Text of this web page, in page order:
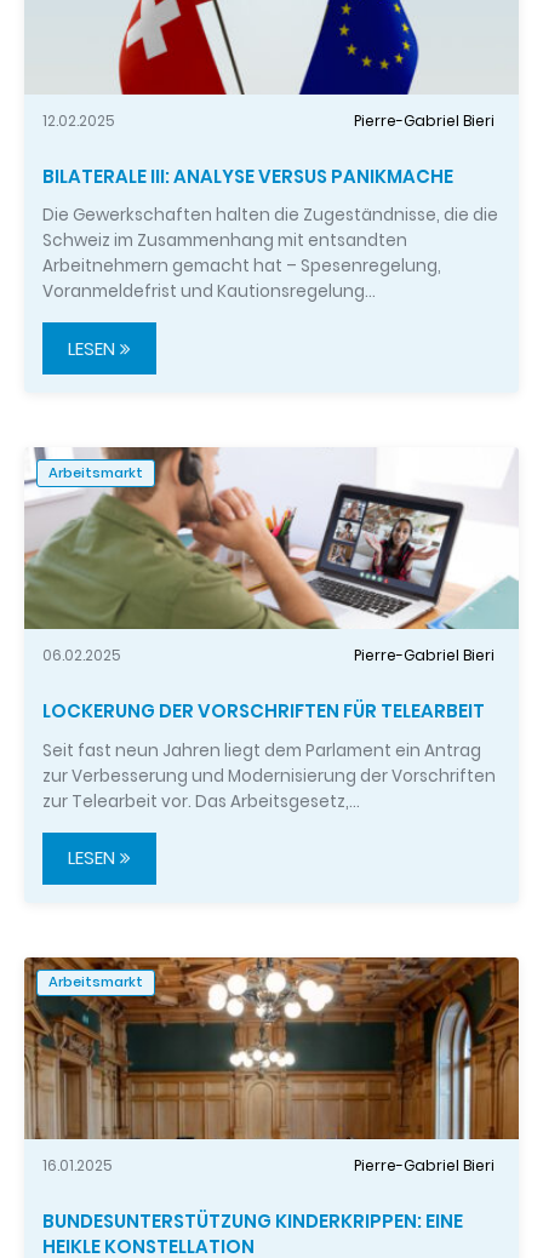
12.02.2025 Pierre-Gabriel Bieri
BILATERALE III: ANALYSE VERSUS PANIKMACHE
Die Gewerkschaften halten die Zugeständnisse, die die
Schweiz im Zusammenhang mit entsandten
Arbeitnehmern gemacht hat – Spesenregelung,
Voranmeldefrist und Kautionsregelung…
LESEN
Arbeitsmarkt
06.02.2025 Pierre-Gabriel Bieri
LOCKERUNG DER VORSCHRIFTEN FÜR TELEARBEIT
Seit fast neun Jahren liegt dem Parlament ein Antrag
zur Verbesserung und Modernisierung der Vorschriften
zur Telearbeit vor. Das Arbeitsgesetz,…
LESEN
Arbeitsmarkt
16.01.2025 Pierre-Gabriel Bieri
BUNDESUNTERSTÜTZUNG KINDERKRIPPEN: EINE
HEIKLE KONSTELLATION